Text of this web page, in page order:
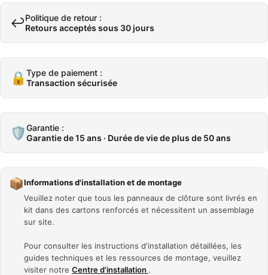
↩️Politique de retour :
Retours acceptés sous 30 jours
🔒 Type de paiement :
Transaction sécurisée
🛡️Garantie :
Garantie de 15 ans · Durée de vie de plus de 50 ans
📦Informations d'installation et de montage
Veuillez noter que tous les panneaux de clôture sont livrés en
kit dans des cartons renforcés et nécessitent un assemblage
sur site.
Pour consulter les instructions d'installation détaillées, les
guides techniques et les ressources de montage, veuillez
visiter notre Centre d'installation .